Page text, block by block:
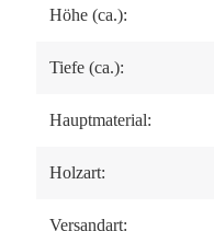
Höhe (ca.):
Tiefe (ca.):
Hauptmaterial:
Holzart:
Versandart: